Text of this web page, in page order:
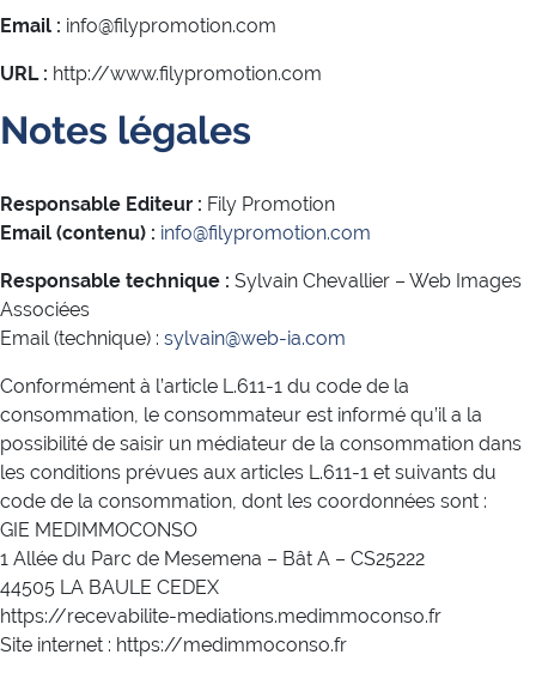
Email : info@filypromotion.com
URL : http://www.filypromotion.com
Notes légales
Responsable Editeur : Fily Promotion
Email (contenu) : info@filypromotion.com
Responsable technique : Sylvain Chevallier – Web Images
Associées
Email (technique) : sylvain@web-ia.com
Conformément à l’article L.611-1 du code de la
consommation, le consommateur est informé qu’il a la
possibilité de saisir un médiateur de la consommation dans
les conditions prévues aux articles L.611-1 et suivants du
code de la consommation, dont les coordonnées sont :
GIE MEDIMMOCONSO
1 Allée du Parc de Mesemena – Bât A – CS25222
44505 LA BAULE CEDEX
https://recevabilite-mediations.medimmoconso.fr
Site internet : https://medimmoconso.fr